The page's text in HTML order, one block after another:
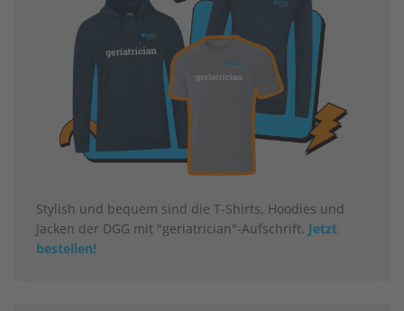
Stylish und bequem sind die T-Shirts, Hoodies und
Jacken der DGG mit "geriatrician"-Aufschrift. Jetzt
bestellen!